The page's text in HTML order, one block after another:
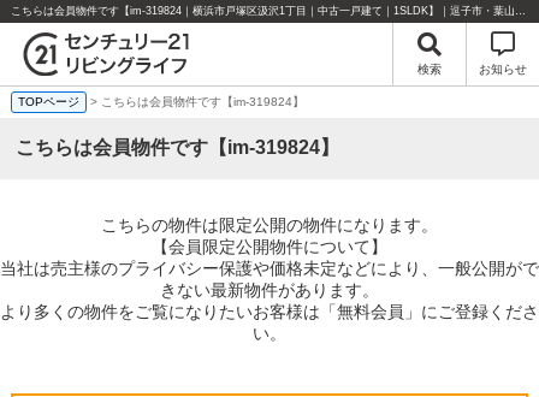
こちらは会員物件です【im-319824｜横浜市戸塚区汲沢1丁目｜中古一戸建て｜1SLDK】｜逗子市・葉山町・湘南エリアの不動産のことならセンチュリー21リビングライフにお任せください！
検索 お知らせ
TOPページ > こちらは会員物件です【im-319824】
こちらは会員物件です【im-319824】
こちらの物件は限定公開の物件になります。
【会員限定公開物件について】
当社は売主様のプライバシー保護や価格未定などにより、一般公開がで
きない最新物件があります。
より多くの物件をご覧になりたいお客様は「無料会員」にご登録くださ
い。